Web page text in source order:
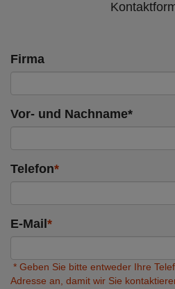
Firma
Vor- und Nachname*
Telefon*
E-Mail*
* Geben Sie bitte entweder Ihre
Adresse an, damit wir Sie